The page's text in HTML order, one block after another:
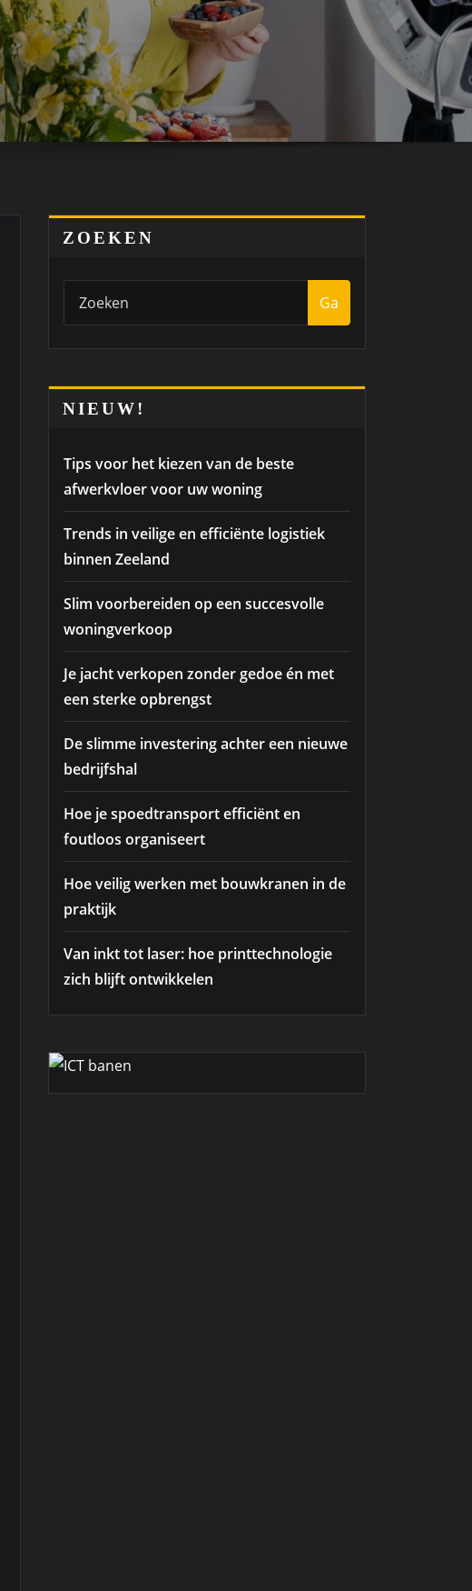
ZOEKEN
Ga
NIEUW!
Tips voor het kiezen van de beste
afwerkvloer voor uw woning
Trends in veilige en efficiënte logistiek
binnen Zeeland
Slim voorbereiden op een succesvolle
woningverkoop
Je jacht verkopen zonder gedoe én met
een sterke opbrengst
De slimme investering achter een nieuwe
bedrijfshal
Hoe je spoedtransport efficiënt en
foutloos organiseert
Hoe veilig werken met bouwkranen in de
praktijk
Van inkt tot laser: hoe printtechnologie
zich blijft ontwikkelen